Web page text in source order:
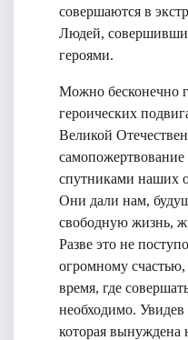
совершаются в
Людей,
героями.
Можно бесконечно
героических
Великой
спутниками наших
Они дали нам,
свободную жизнь,
Разве это не
огромному
время, где
необходимо.
которая вынуждена